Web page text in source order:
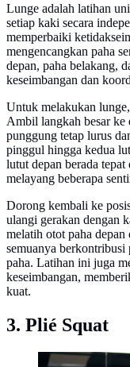
Lunge adalah latihan
setiap kaki secara
memperbaiki
mengencangkan paha
depan, paha belakang,
keseimbangan dan
Untuk melakukan
Ambil langkah besar ke
punggung tetap lurus
pinggul hingga kedua
lutut depan berada
melayang beberapa
Dorong kembali ke
ulangi gerakan dengan
melatih otot paha
semuanya berkontribusi
paha. Latihan ini juga
keseimbangan,
kuat.
3. Plié Squat